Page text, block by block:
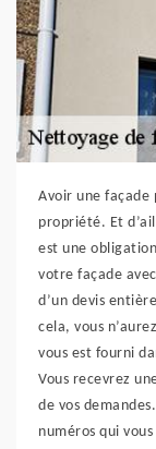
Avoir une façade
propriété. Et
est une
votre façade
d’un devis
cela, vous
vous est fourni
Vous recevrez
de vos
numéros qui